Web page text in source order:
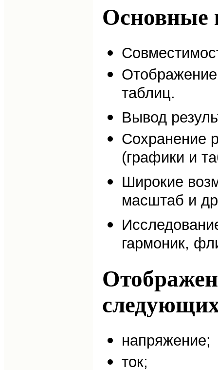
Основные
таблиц.
Вывод
Сохранение
(графики и
Широкие
масштаб и
гармоник,
напряжение;
ток;